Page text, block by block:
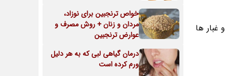
غبار ها
خواص ترنجبین برای نوزاد،
مردان و زنان + روش مصرف و
عوارض ترنجبین
درمان گیاهی لبی که به هر دلیل
ورم کرده است